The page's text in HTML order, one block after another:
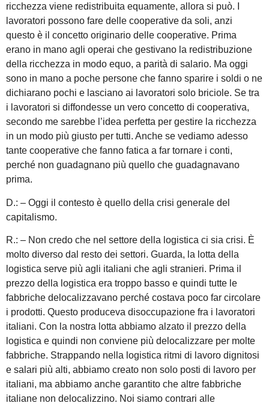
ricchezza viene redistribuita equamente, allora si può. I
lavoratori possono fare delle cooperative da soli, anzi
questo è il concetto originario delle cooperative. Prima
erano in mano agli operai che gestivano la redistribuzione
della ricchezza in modo equo, a parità di salario. Ma oggi
sono in mano a poche persone che fanno sparire i soldi o ne
dichiarano pochi e lasciano ai lavoratori solo briciole. Se tra
i lavoratori si diffondesse un vero concetto di cooperativa,
secondo me sarebbe l’idea perfetta per gestire la ricchezza
in un modo più giusto per tutti. Anche se vediamo adesso
tante cooperative che fanno fatica a far tornare i conti,
perché non guadagnano più quello che guadagnavano
prima.
D.: – Oggi il contesto è quello della crisi generale del
capitalismo.
R.: – Non credo che nel settore della logistica ci sia crisi. È
molto diverso dal resto dei settori. Guarda, la lotta della
logistica serve più agli italiani che agli stranieri. Prima il
prezzo della logistica era troppo basso e quindi tutte le
fabbriche delocalizzavano perché costava poco far circolare
i prodotti. Questo produceva disoccupazione fra i lavoratori
italiani. Con la nostra lotta abbiamo alzato il prezzo della
logistica e quindi non conviene più delocalizzare per molte
fabbriche. Strappando nella logistica ritmi di lavoro dignitosi
e salari più alti, abbiamo creato non solo posti di lavoro per
italiani, ma abbiamo anche garantito che altre fabbriche
italiane non delocalizzino. Noi siamo contrari alle